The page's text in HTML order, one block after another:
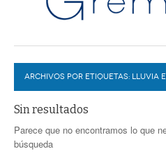
TORREÓN
GÓMEZ PALACIO
LERDO
COAHUILA
DURANGO
DEPORTES
PROGRAMAS
EXA
COLABORADORES
ARCHIVOS POR ETIQUETAS: LLUVIA
Sin resultados
Parece que no encontramos lo que
búsqueda